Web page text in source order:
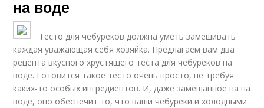
на воде
Тесто для чебуреков должна уметь замешивать
каждая уважающая себя хозяйка. Предлагаем вам два
рецепта вкусного хрустящего теста для чебуреков на
воде. Готовится такое тесто очень просто, не требуя
каких-то особых ингредиентов. И, даже замешанное на на
воде, оно обеспечит то, что ваши чебуреки и холодными